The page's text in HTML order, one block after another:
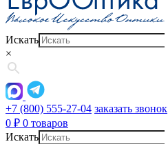
Искать
×
+7 (800) 555-27-04 заказать звонок
0 ₽ 0 товаров
Искать